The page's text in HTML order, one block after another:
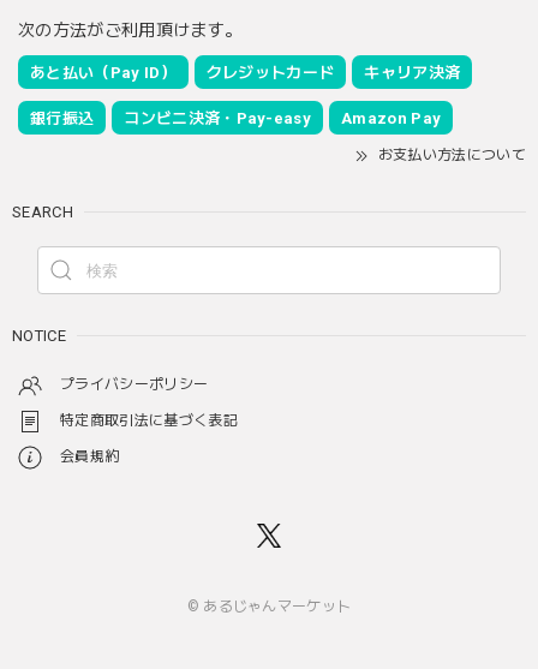
次の方法がご利用頂けます。
あと払い（Pay ID） クレジットカード キャリア決済
銀行振込 コンビニ決済・Pay-easy Amazon Pay
お支払い方法について
SEARCH
NOTICE
プライバシーポリシー
特定商取引法に基づく表記
会員規約
© あるじゃんマーケット